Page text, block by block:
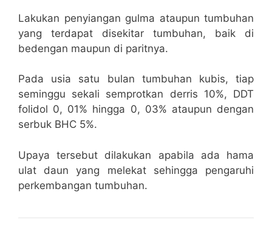
Lakukan penyiangan gulma ataupun tumbuhan
yang terdapat disekitar tumbuhan, baik di
bedengan maupun di paritnya.
Pada usia satu bulan tumbuhan kubis, tiap
seminggu sekali semprotkan derris 10%, DDT
folidol 0, 01% hingga 0, 03% ataupun dengan
serbuk BHC 5%.
Upaya tersebut dilakukan apabila ada hama
ulat daun yang melekat sehingga pengaruhi
perkembangan tumbuhan.